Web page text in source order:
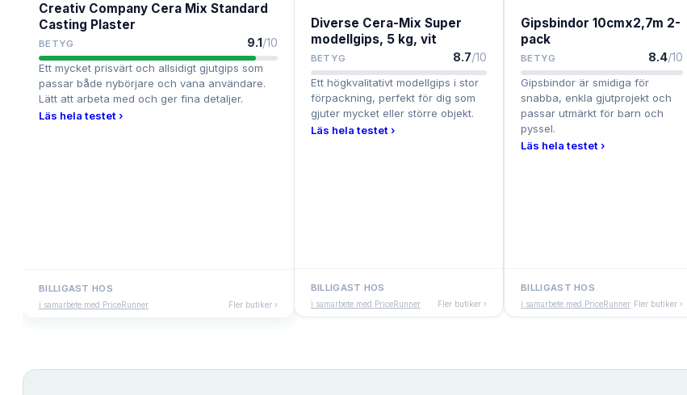
Creativ Company Cera Mix Standard
Casting Plaster
BETYG 9.1/10
Ett mycket prisvärt och allsidigt gjutgips som
passar både nybörjare och vana användare.
Lätt att arbeta med och ger fina detaljer.
Läs hela testet ›
BILLIGAST HOS
i samarbete med PriceRunner Fler butiker ›
Diverse Cera-Mix Super
modellgips, 5 kg, vit
BETYG 8.7/10
Ett högkvalitativt modellgips i stor
förpackning, perfekt för dig som
gjuter mycket eller större objekt.
Läs hela testet ›
BILLIGAST HOS
i samarbete med PriceRunner Fler butiker ›
Gipsbindor 10cmx2,7m 2-
pack
BETYG 8.4/10
Gipsbindor är smidiga för
snabba, enkla gjutprojekt och
passar utmärkt för barn och
pyssel.
Läs hela testet ›
BILLIGAST HOS
i samarbete med PriceRunner Fler butiker ›